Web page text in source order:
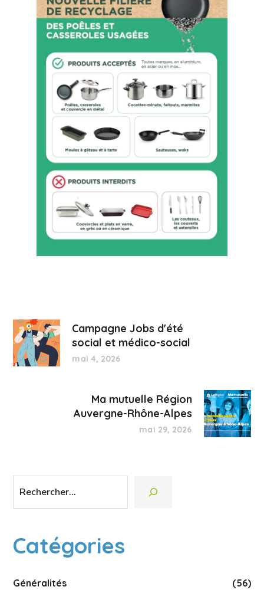
Campagne Jobs d'été
social et médico-social
mai 4, 2026
Ma mutuelle Région
Auvergne-Rhône-Alpes
mai 29, 2026
Catégories
Généralités (56)